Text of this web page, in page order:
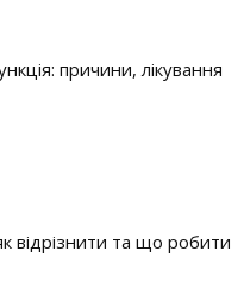
причини, лікування
відрізнити та що робити